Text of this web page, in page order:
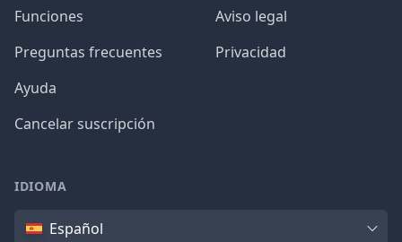
Funciones
Preguntas frecuentes
Ayuda
Cancelar suscripción
Aviso legal
Privacidad
IDIOMA
IdiomaEspañol